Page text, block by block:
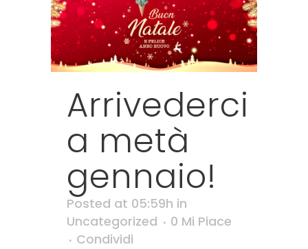
Arrivederci
a metà
gennaio!
Posted at 05:59h in
Uncategorized
0 Mi Piace
Condividi